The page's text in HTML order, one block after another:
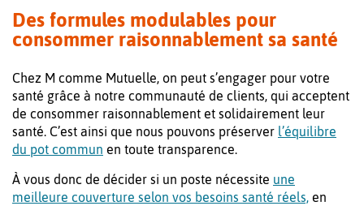
Des formules modulables pour
consommer raisonnablement sa santé
Chez M comme Mutuelle, on peut s’engager pour votre
santé grâce à notre communauté de clients, qui acceptent
de consommer raisonnablement et solidairement leur
santé. C’est ainsi que nous pouvons préserver l’équilibre
du pot commun en toute transparence.
À vous donc de décider si un poste nécessite une
meilleure couverture selon vos besoins santé réels, en